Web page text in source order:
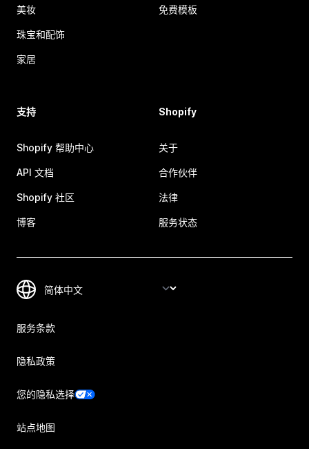
美妆
珠宝和配饰
家居
免费模板
支持
Shopify 帮助中心
API 文档
Shopify 社区
博客
Shopify
关于
合作伙伴
法律
服务状态
服务条款
隐私政策
您的隐私选择
站点地图